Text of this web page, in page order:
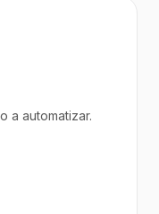
a automatizar.